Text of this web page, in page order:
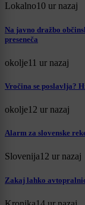
Lokalno10 ur nazaj
Na javno dražbo
preseneča
okolje11 ur nazaj
Vročina se poslavlja?
okolje12 ur nazaj
Alarm za slovenske
Slovenija12 ur nazaj
Zakaj lahko